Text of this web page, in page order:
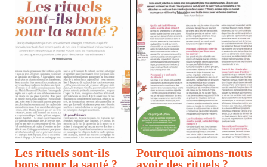
Les rituels sont-ils
bons pour la santé ?
Pourquoi aimons-nous
avoir des rituels ?